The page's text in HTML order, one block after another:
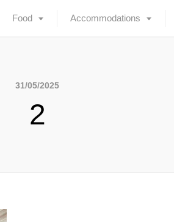
Food Accommodations
31/05/2025
2